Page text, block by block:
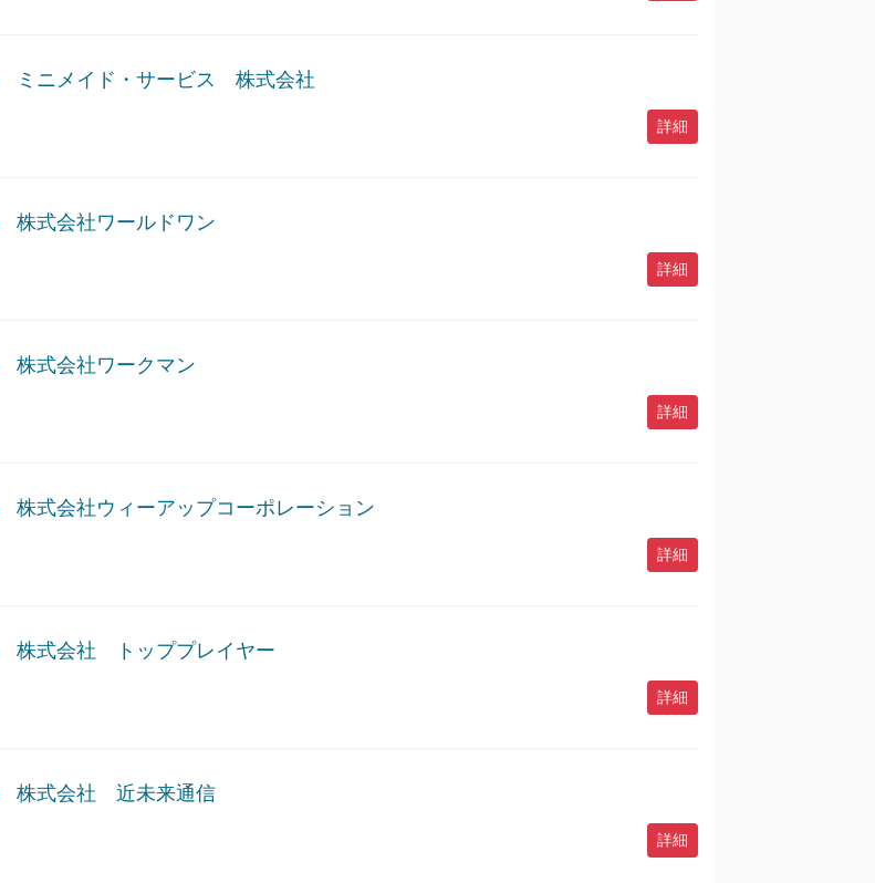
ミニメイド・サービス 株式会社
詳細
株式会社ワールドワン
詳細
株式会社ワークマン
詳細
株式会社ウィーアップコーポレーション
詳細
株式会社 トッププレイヤー
詳細
株式会社 近未来通信
詳細